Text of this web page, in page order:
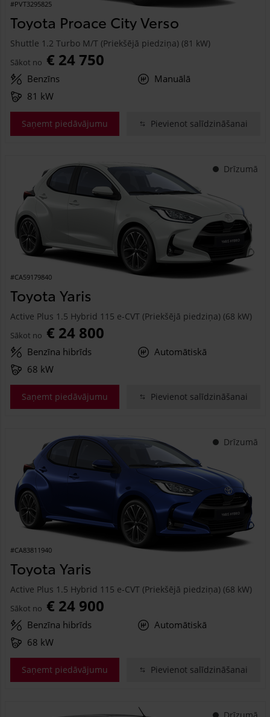
#PVT3295825
Toyota Proace City Verso
Shuttle 1.2 Turbo M/T (Priekšējā piedziņa) (81 kW)
Sākot no € 24 750
Benzīns
Manuālā
81 kW
Saņemt piedāvājumu Pievienot salīdzināšanai
Drīzumā
#CA59179840
Toyota Yaris
Active Plus 1.5 Hybrid 115 e-CVT (Priekšējā piedziņa) (68 kW)
Sākot no € 24 800
Benzīna hibrīds
Automātiskā
68 kW
Saņemt piedāvājumu Pievienot salīdzināšanai
Drīzumā
#CA83811940
Toyota Yaris
Active Plus 1.5 Hybrid 115 e-CVT (Priekšējā piedziņa) (68 kW)
Sākot no € 24 900
Benzīna hibrīds
Automātiskā
68 kW
Saņemt piedāvājumu Pievienot salīdzināšanai